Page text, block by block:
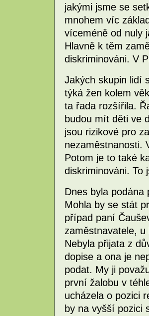
jakými jsme se
mnohem víc
víceméně od nuly
Hlavně k těm
diskriminováni. V
Jakých skupin lidí
týká žen kolem
ta řada rozšířila.
budou mít děti ve
jsou rizikové pro
nezaměstnanosti.
Potom je to také
diskriminováni. To
Dnes byla podána
Mohla by se stát
případ paní
zaměstnavatele,
Nebyla přijata z
dopise a ona je
podat. My ji
první žalobu v
ucházela o pozici
by na vyšší pozici